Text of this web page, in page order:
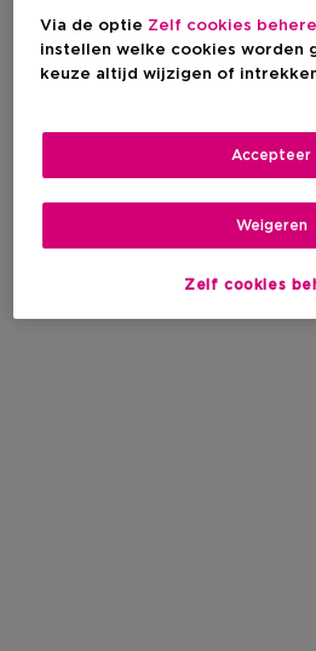
Via de optie Zelf cookies
instellen welke cookies worden
keuze altijd wijzigen of
Zelf cookies
Weigeren
Accepteer